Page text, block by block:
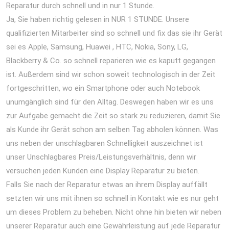
Reparatur durch schnell und in nur 1 Stunde.
Ja, Sie haben richtig gelesen in NUR 1 STUNDE. Unsere
qualifizierten Mitarbeiter sind so schnell und fix das sie ihr Gerät
sei es Apple, Samsung, Huawei , HTC, Nokia, Sony, LG,
Blackberry & Co. so schnell reparieren wie es kaputt gegangen
ist. Außerdem sind wir schon soweit technologisch in der Zeit
fortgeschritten, wo ein Smartphone oder auch Notebook
unumgänglich sind für den Alltag. Deswegen haben wir es uns
zur Aufgabe gemacht die Zeit so stark zu reduzieren, damit Sie
als Kunde ihr Gerät schon am selben Tag abholen können. Was
uns neben der unschlagbaren Schnelligkeit auszeichnet ist
unser Unschlagbares Preis/Leistungsverhältnis, denn wir
versuchen jeden Kunden eine Display Reparatur zu bieten.
Falls Sie nach der Reparatur etwas an ihrem Display auffällt
setzten wir uns mit ihnen so schnell in Kontakt wie es nur geht
um dieses Problem zu beheben. Nicht ohne hin bieten wir neben
unserer Reparatur auch eine Gewährleistung auf jede Reparatur